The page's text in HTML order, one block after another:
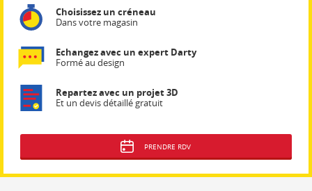
Choisissez un créneau
Dans votre magasin
Echangez avec un expert Darty
Formé au design
Repartez avec un projet 3D
Et un devis détaillé gratuit
PRENDRE RDV